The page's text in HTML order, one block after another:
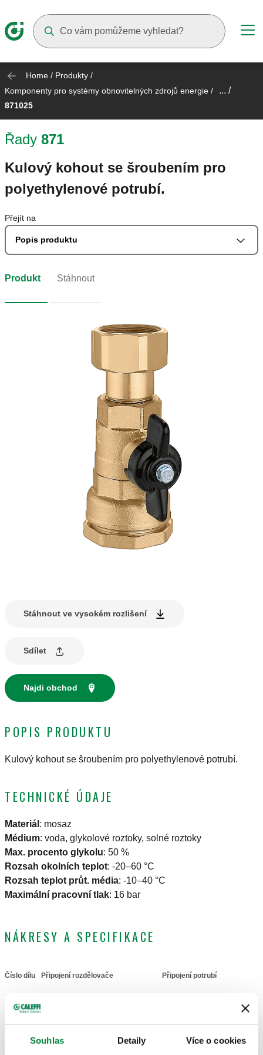
Souhlas Detaily Více o cookies
Home / Produkty /
Komponenty pro systémy obnovitelných zdrojů energie / ... /
871025
Řady 871
Kulový kohout se šroubením pro
polyethylenové potrubí.
Přejít na
Popis produktu
Produkt Stáhnout
Stáhnout ve vysokém rozlišení
Sdílet
Najdi obchod
POPIS PRODUKTU
Kulový kohout se šroubením pro polyethylenové potrubí.
TECHNICKÉ ÚDAJE
Materiál : mosaz
Médium: voda, glykolové roztoky, solné roztoky
Max. procento glykolu: 50 %
Rozsah okolních teplot: -20–60 °C
Rozsah teplot průt. média: -10–40 °C
Maximální pracovní tlak: 16 bar
NÁKRESY A SPECIFIKACE
Číslo dílu Připojení rozdělovače Připojení potrubí
matice
vývod